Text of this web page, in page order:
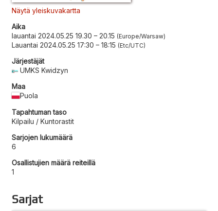
Näytä yleiskuvakartta
Aika
lauantai 2024.05.25 19.30 – 20.15 Europe/Warsaw
Lauantai 2024.05.25 17:30 – 18:15 Etc/UTC
Järjestäjät
UMKS Kwidzyn
Maa
Puola
Tapahtuman taso
Kilpailu / Kuntorastit
Sarjojen lukumäärä
6
Osallistujien määrä reiteillä
1
Sarjat